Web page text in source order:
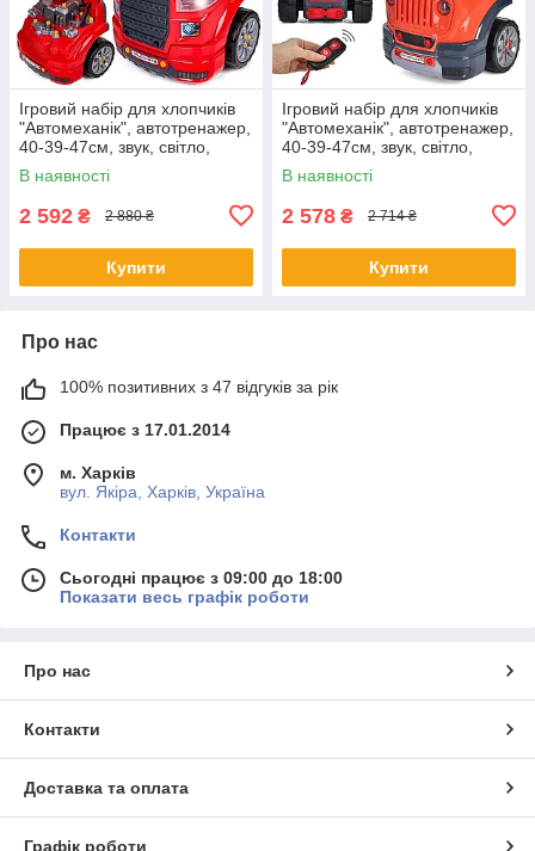
Ігровий набір для хлопчиків
"Автомеханік", автотренажер,
40-39-47см, звук, світло,
пульт, 008-978
В наявності
2 592 ₴ 2 880 ₴
Купити
Ігровий набір для хлопчиків
"Автомеханік", автотренажер,
40-39-47см, звук, світло,
пульт, 008-979
В наявності
2 578 ₴ 2 714 ₴
Купити
Про нас
100% позитивних з 47 відгуків за рік
Працює з 17.01.2014
м. Харків
вул. Якіра, Харків, Україна
Контакти
Сьогодні працює з 09:00 до 18:00
Показати весь графік роботи
Про нас
Контакти
Доставка та оплата
Графік роботи